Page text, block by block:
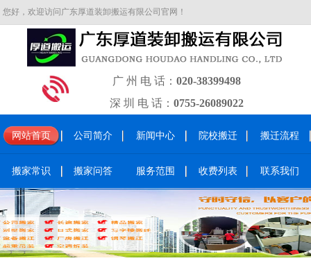
您好，欢迎访问广东厚道装卸搬运有限公司官网！
广 州 电 话： 020-38399498
深 圳 电 话： 0755-26089022
网站首页 公司简介 新闻中心 院校搬迁 搬迁流程
搬家常识 搬家问答 服务范围 收费列表 联系我们